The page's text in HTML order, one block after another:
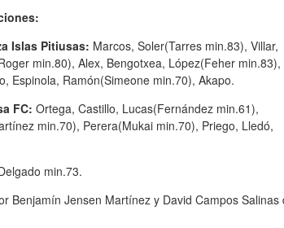
Islas Pitiusas: Marcos, Soler(Tarres min.83), Villar,
min.80), Alex, Bengotxea, López(Feher min.83),
Espinola, Ramón(Simeone min.70), Akapo.
FC: Ortega, Castillo, Lucas(Fernández min.61),
min.70), Perera(Mukai min.70), Priego, Lledó,
min.73.
Benjamín Jensen Martínez y David Campos Salinas